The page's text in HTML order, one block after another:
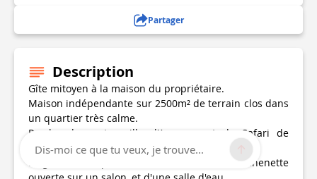
Partager
Description
Gîte mitoyen à la maison du propriétaire.
Maison indépendante sur 2500m² de terrain clos dans
un quartier très calme.
Proche du centre ville d'Annonay et du Safari de
Peaugres.
Le gîte est composé d'une chambre, d'une kitchenette
Dis-moi ce que tu veux, je trouve...